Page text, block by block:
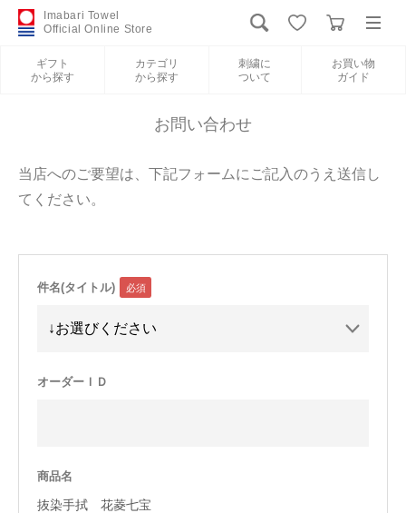
Imabari Towel
Official Online Store
ギフト
から探す
カテゴリ
から探す
刺繍に
ついて
お買い物
ガイド
新規会員登録
カテゴリから探す
お買い物ガイド
International Shipping
お問い合わせ
当店へのご要望は、下記フォームにご記入のうえ送信し
てください。
件名(タイトル)
オーダーＩＤ
商品名
抜染手拭 花菱七宝